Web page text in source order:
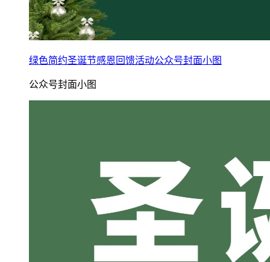
绿色简约圣诞节感恩回馈活动公众号封面小图
公众号封面小图